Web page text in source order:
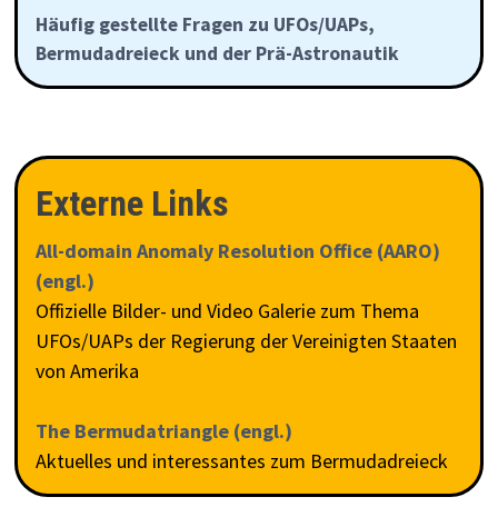
Häufig gestellte Fragen zu UFOs/UAPs,
Bermudadreieck und der Prä-Astronautik
Externe Links
All-domain Anomaly Resolution Office (AARO)
(engl.)
Offizielle Bilder- und Video Galerie zum Thema
UFOs/UAPs der Regierung der Vereinigten Staaten
von Amerika
The Bermudatriangle (engl.)
Aktuelles und interessantes zum Bermudadreieck